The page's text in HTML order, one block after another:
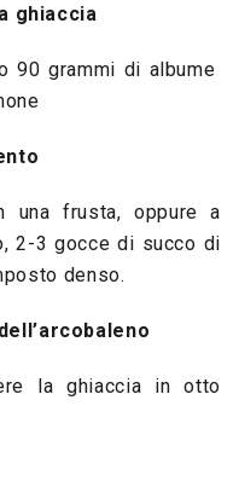
ghiaccia
90 grammi di albume
una frusta, oppure a
2-3 gocce di succo di
denso.
la ghiaccia in otto